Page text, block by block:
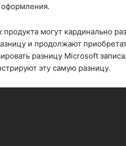
продукта могут кардинально
и продолжают
разницу Microsoft
эту самую разницу.